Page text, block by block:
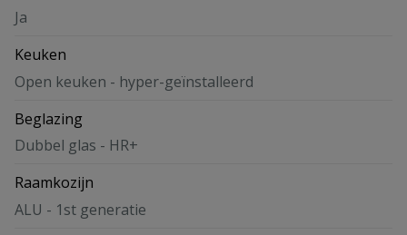
Ja
Keuken
Open keuken - hyper-geïnstalleerd
Beglazing
Dubbel glas - HR+
Raamkozijn
ALU - 1st generatie